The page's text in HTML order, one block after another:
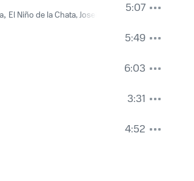
, El Niño de la Chata, Joseico
5:07
5:49
6:03
3:31
4:52